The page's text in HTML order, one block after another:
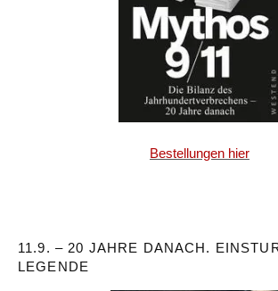
Bestellungen hier
11.9. – 20 JAHRE DANACH.
LEGENDE